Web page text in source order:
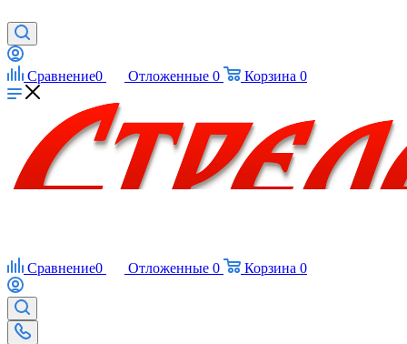
Сравнение0 Отложенные 0 Корзина 0
Сравнение0 Отложенные 0 Корзина 0